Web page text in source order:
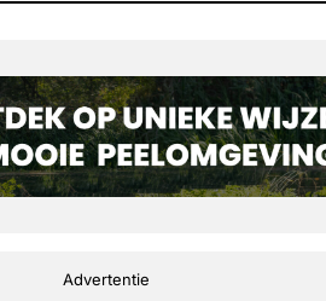
Advertentie